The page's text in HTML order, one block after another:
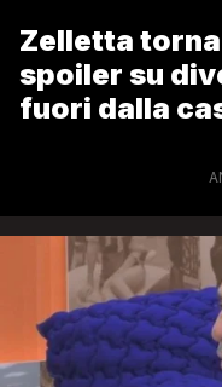
Zelletta torna
spoiler su
fuori dalla